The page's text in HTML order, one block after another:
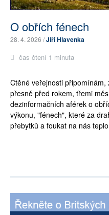
O obřích fénech
28. 4. 2026 /Jiří Hlavenka
čas čtení 1 minuta
Ctěné veřejnosti
přesně před rokem, třemi
dezinformačních aférek o
výkonu, "fénech", které za
přebytků a foukat na nás